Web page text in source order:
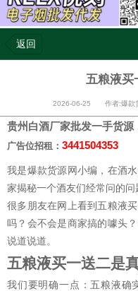
返回
五粮液买
2026-06-25 作者:爆款
贵州白酒厂家批发一手货源
广告位招租： 3441504353
我是爆款货源网小编，在酒
家揭秘一个酒友们经常问的
很多朋友在网上看到五粮液
吗？会不会是商家搞的噱头
说道说道。
五粮液买一送二是
我们要明确一点：五粮液确